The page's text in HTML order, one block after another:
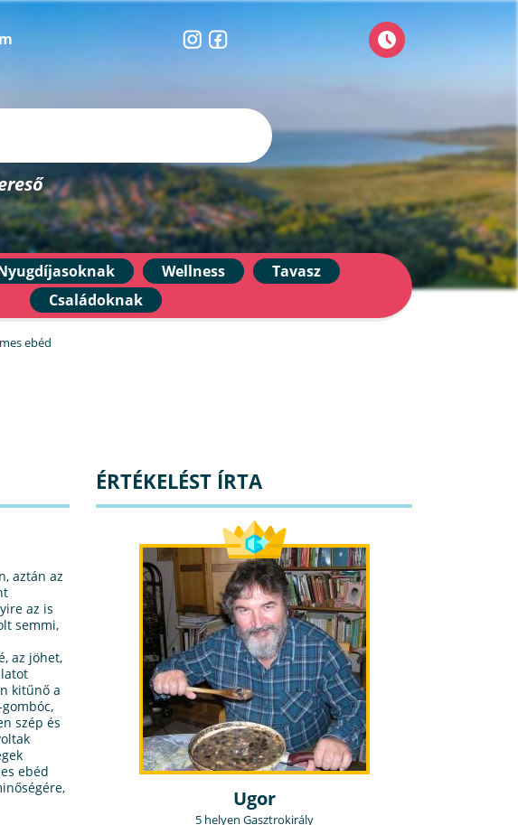
Wellness
Tavasz
Családoknak
ebéd
aztán az
az is
semmi,
az jöhet,
kitűnő a
szép és
ebéd
ÉRTÉKELÉST ÍRTA
Ugor
5 helyen Gasztrokirály